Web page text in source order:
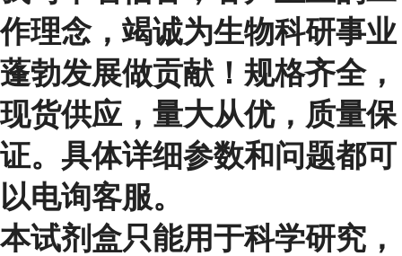
作理念，竭诚为生物科研事业
蓬勃发展做贡献！规格齐全，
现货供应，量大从优，质量保
证。具体详细参数和问题都可
以电询客服。
本试剂盒只能用于科学研究，